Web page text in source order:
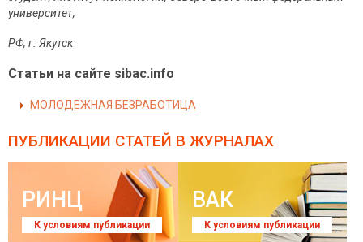
университет,
РФ, г. Якутск
Статьи на сайте sibac.info
МОЛОДЕЖНАЯ БЕЗРАБОТИЦА
ПУБЛИКАЦИИ СТАТЕЙ В ЖУРНАЛАХ
РИНЦ
К условиям публикации
ВАК
К условиям публикации